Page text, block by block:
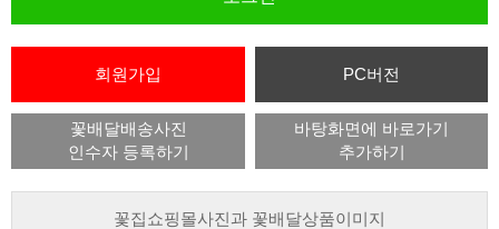
꽃배달배송사진
인수자 등록하기
바탕화면에 바로가기
추가하기
꽃집쇼핑몰사진과 꽃배달상품이미지